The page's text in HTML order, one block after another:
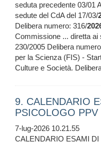
seduta precedente 03/01
sedute del CdA del 17/03/
Delibera numero: 316/
Commissione ... diretta ai
230/2005 Delibera
per la Scienza (FIS) -
Culture e Società.
9. CALENDARIO
PSICOLOGO
7-lug-2026 10.21.55
CALENDARIO ESAMI